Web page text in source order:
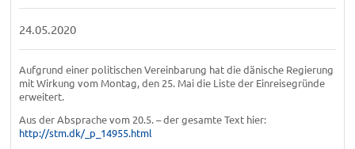
24.05.2020
Aufgrund einer politischen Vereinbarung hat die dänische Regierung
mit Wirkung vom Montag, den 25. Mai die Liste der Einreisegründe
erweitert.
Aus der Absprache vom 20.5. – der gesamte Text hier:
http://stm.dk/_p_14955.html